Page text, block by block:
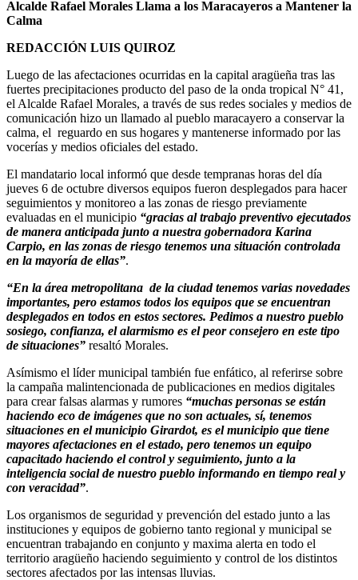
Alcalde Rafael Morales Llama a los Maracayeros a Mantener la
Calma
REDACCIÓN LUIS QUIROZ
Luego de las afectaciones ocurridas en la capital aragüeña tras las
fuertes precipitaciones producto del paso de la onda tropical N° 41,
el Alcalde Rafael Morales, a través de sus redes sociales y medios de
comunicación hizo un llamado al pueblo maracayero a conservar la
calma, el reguardo en sus hogares y mantenerse informado por las
vocerías y medios oficiales del estado.
El mandatario local informó que desde tempranas horas del día
jueves 6 de octubre diversos equipos fueron desplegados para hacer
seguimientos y monitoreo a las zonas de riesgo previamente
evaluadas en el municipio “gracias al trabajo preventivo ejecutados
de manera anticipada junto a nuestra gobernadora Karina
Carpio, en las zonas de riesgo tenemos una situación controlada
en la mayoría de ellas”.
“En la área metropolitana de la ciudad tenemos varias novedades
importantes, pero estamos todos los equipos que se encuentran
desplegados en todos en estos sectores. Pedimos a nuestro pueblo
sosiego, confianza, el alarmismo es el peor consejero en este tipo
de situaciones” resaltó Morales.
Asímismo el líder municipal también fue enfático, al referirse sobre
la campaña malintencionada de publicaciones en medios digitales
para crear falsas alarmas y rumores “muchas personas se están
haciendo eco de imágenes que no son actuales, sí, tenemos
situaciones en el municipio Girardot, es el municipio que tiene
mayores afectaciones en el estado, pero tenemos un equipo
capacitado haciendo el control y seguimiento, junto a la
inteligencia social de nuestro pueblo informando en tiempo real y
con veracidad”.
Los organismos de seguridad y prevención del estado junto a las
instituciones y equipos de gobierno tanto regional y municipal se
encuentran trabajando en conjunto y maxima alerta en todo el
territorio aragüeño haciendo seguimiento y control de los distintos
sectores afectados por las intensas lluvias.